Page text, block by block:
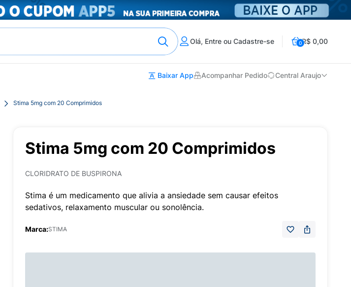
Olá, Entre ou Cadastre-se 0R$ 0,00
Baixar App Acompanhar Pedido Central Araujo
Stima 5mg com 20 Comprimidos
Stima 5mg com 20 Comprimidos
CLORIDRATO DE BUSPIRONA
Stima é um medicamento que alivia a ansiedade sem causar efeitos
sedativos, relaxamento muscular ou sonolência.
Marca:STIMA